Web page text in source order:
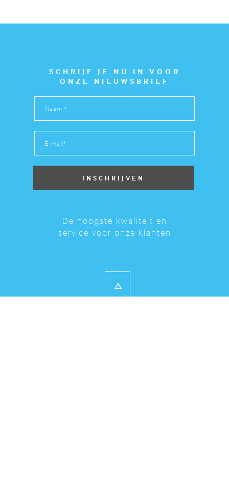
SCHRIJF JE NU IN VOOR
ONZE NIEUWSBRIEF
De hoogste kwaliteit en
service voor onze klanten